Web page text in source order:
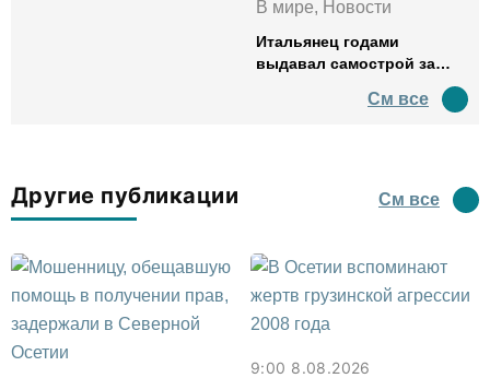
В мире, Новости
Итальянец годами
выдавал самострой за
водил туда туристов
См все
Другие публикации См все
9:00 8.08.2026